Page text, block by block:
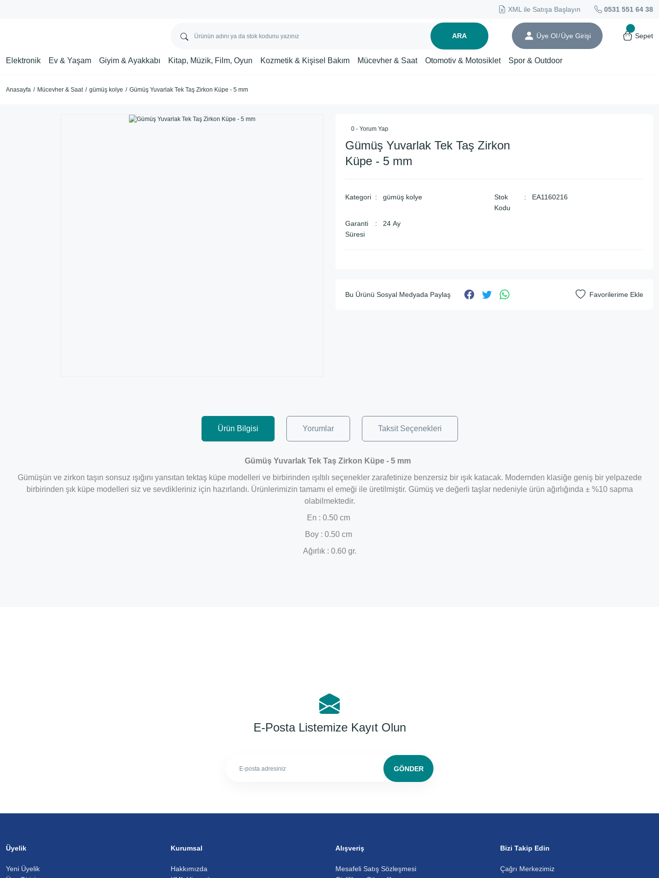
XML ile Satışa Başlayın 0531 551 64 38
ARA Üye Ol/ Üye Girişi Sepet
Elektronik Ev & Yaşam Giyim & Ayakkabı Kitap, Müzik, Film, Oyun Kozmetik & Kişisel Bakım Mücevher & Saat Otomotiv & Motosiklet Spor & Outdoor
Anasayfa Mücevher & Saat gümüş kolye Gümüş Yuvarlak Tek Taş Zirkon Küpe - 5 mm
0 - Yorum Yap
Gümüş Yuvarlak Tek Taş Zirkon
Küpe - 5 mm
Kategori gümüş kolye
Stok
Kodu
EA1160216
Garanti
Süresi
24 Ay
Bu Ürünü Sosyal Medyada Paylaş
Ürün Bilgisi Yorumlar Taksit Seçenekleri
Gümüş Yuvarlak Tek Taş Zirkon Küpe - 5 mm
Gümüşün ve zirkon taşın sonsuz ışığını yansıtan tektaş küpe modelleri ve birbirinden ışıltılı seçenekler zarafetinize benzersiz bir ışık katacak. Modernden klasiğe geniş bir yelpazede
birbirinden şık küpe modelleri siz ve sevdikleriniz için hazırlandı. Ürünlerimizin tamamı el emeği ile üretilmiştir. Gümüş ve değerli taşlar nedeniyle ürün ağırlığında ± %10 sapma
olabilmektedir.
En : 0.50 cm
Boy : 0.50 cm
Ağırlık : 0.60 gr.
E-Posta Listemize Kayıt Olun
GÖNDER
Üyelik
Yeni Üyelik
Kurumsal
Hakkımızda
Alışveriş
Mesafeli Satış Sözleşmesi
Bizi Takip Edin
Çağrı Merkezimiz